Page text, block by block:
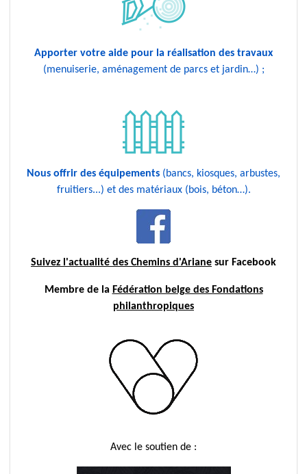
Apporter votre aide pour la réalisation des travaux
(menuiserie, aménagement de parcs et jardin…) ;
Nous offrir des équipements (bancs, kiosques, arbustes,
fruitiers...) et des matériaux (bois, béton…).
Suivez l'actualité des Chemins d'Ariane sur Facebook
Membre de la Fédération belge des Fondations
philanthropiques
Avec le soutien de :